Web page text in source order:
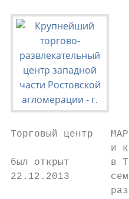
Торговый центр
и
был открыт       в
22.12.2013